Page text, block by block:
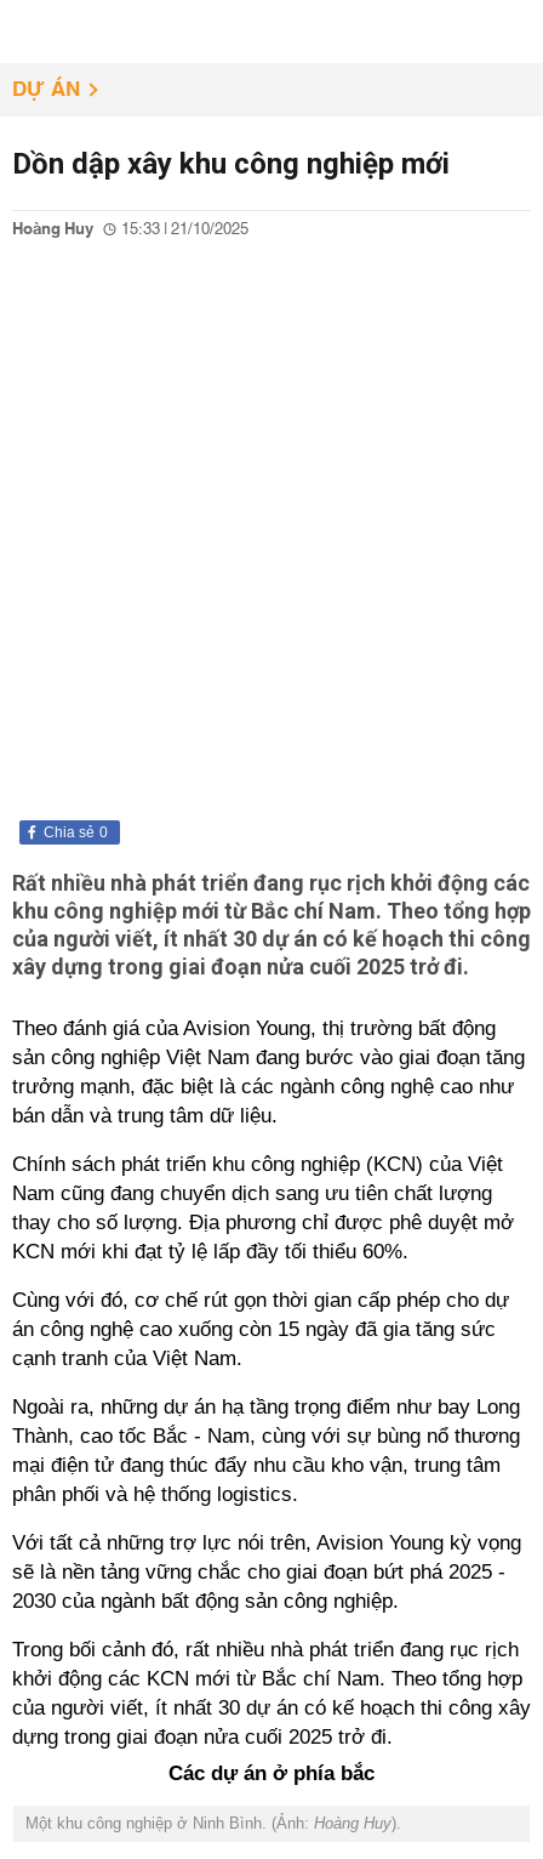
DỰ ÁN
Dồn dập xây khu công nghiệp mới
Hoàng Huy 15:33 | 21/10/2025
0
Chia sẻ
Rất nhiều nhà phát triển đang rục rịch khởi động các
khu công nghiệp mới từ Bắc chí Nam. Theo tổng hợp
của người viết, ít nhất 30 dự án có kế hoạch thi công
xây dựng trong giai đoạn nửa cuối 2025 trở đi.
Theo đánh giá của Avision Young, thị trường bất động
sản công nghiệp Việt Nam đang bước vào giai đoạn tăng
trưởng mạnh, đặc biệt là các ngành công nghệ cao như
bán dẫn và trung tâm dữ liệu.
Chính sách phát triển khu công nghiệp (KCN) của Việt
Nam cũng đang chuyển dịch sang ưu tiên chất lượng
thay cho số lượng. Địa phương chỉ được phê duyệt mở
KCN mới khi đạt tỷ lệ lấp đầy tối thiểu 60%.
Cùng với đó, cơ chế rút gọn thời gian cấp phép cho dự
án công nghệ cao xuống còn 15 ngày đã gia tăng sức
cạnh tranh của Việt Nam.
Ngoài ra, những dự án hạ tầng trọng điểm như bay Long
Thành, cao tốc Bắc - Nam, cùng với sự bùng nổ thương
mại điện tử đang thúc đẩy nhu cầu kho vận, trung tâm
phân phối và hệ thống logistics.
Với tất cả những trợ lực nói trên, Avision Young kỳ vọng
sẽ là nền tảng vững chắc cho giai đoạn bứt phá 2025 -
2030 của ngành bất động sản công nghiệp.
Trong bối cảnh đó, rất nhiều nhà phát triển đang rục rịch
khởi động các KCN mới từ Bắc chí Nam. Theo tổng hợp
của người viết, ít nhất 30 dự án có kế hoạch thi công xây
dựng trong giai đoạn nửa cuối 2025 trở đi.
Các dự án ở phía bắc
Một khu công nghiệp ở Ninh Bình. (Ảnh: Hoàng Huy).